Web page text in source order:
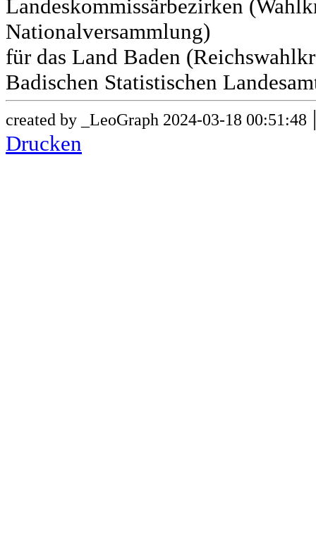
Landeskommissärbezirken
Nationalversammlung)
für das Land Baden
Badischen Statistischen
created by _LeoGraph 2024-03-18 00:51:48
Drucken